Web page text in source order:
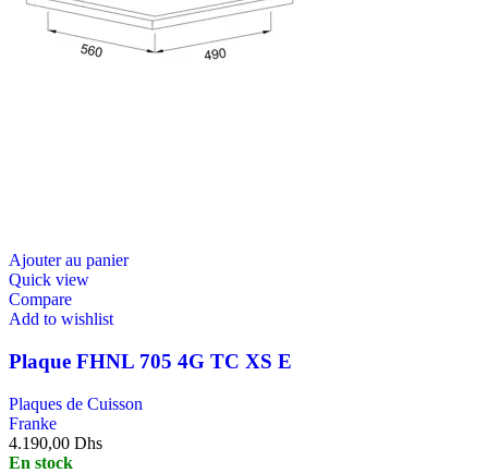
Ajouter au panier
Quick view
Compare
Add to wishlist
Plaque FHNL 705 4G TC XS E
Plaques de Cuisson
Franke
4.190,00 Dhs
En stock